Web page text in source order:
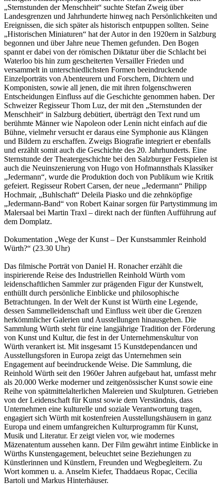
„Sternstunden der Menschheit“ suchte Stefan Zweig über
Landesgrenzen und Jahrhunderte hinweg nach Persönlichkeiten und
Ereignissen, die sich später als historisch entpuppen sollten. Seine
„Historischen Miniaturen“ hat der Autor in den 1920ern in Salzburg
begonnen und über Jahre neue Themen gefunden. Den Bogen
spannt er dabei von der römischen Diktatur über die Schlacht bei
Waterloo bis hin zum gescheiterten Versailler Frieden und
versammelt in unterschiedlichsten Formen beeindruckende
Einzelporträts von Abenteurern und Forschern, Dichtern und
Komponisten, sowie all jenen, die mit ihren folgenschweren
Entscheidungen Einfluss auf die Geschichte genommen haben. Der
Schweizer Regisseur Thom Luz, der mit den „Sternstunden der
Menschheit“ in Salzburg debütiert, überträgt den Text rund um
berühmte Männer wie Napoleon oder Lenin nicht einfach auf die
Bühne, vielmehr versucht er daraus eine Symphonie aus Klängen
und Bildern zu erschaffen. Zweigs Biografie integriert er ebenfalls
und erzählt somit auch die Geschichte des 20. Jahrhunderts. Eine
Sternstunde der Theatergeschichte bei den Salzburger Festspielen ist
auch die Neuinszenierung von Hugo von Hofmannsthals Klassiker
„Jedermann“, wurde die Produktion doch von Publikum wie Kritik
gefeiert. Regisseur Robert Carsen, der neue „Jedermann“ Philipp
Hochmair, „Buhlschaft“ Deleila Piasko und die zehnköpfige
„Jedermann-Band“ von Robert Kainar sorgen für Partystimmung im
Malersaal bei Martin Traxl – direkt nach der fünften Aufführung auf
dem Domplatz.
Dokumentation „Wege der Kunst – Der Kunstsammler Reinhold
Würth?“ (23.30 Uhr)
Das filmische Porträt von Daniel H. Ronacher erzählt die
inspirierende Reise des Industriellen Reinhold Würth vom
leidenschaftlichen Sammler zur prägenden Figur der Kunstwelt,
enthüllt durch persönliche Einblicke und philosophische
Betrachtungen. In der Welt der Kunst ist Würth eine Legende,
dessen Sammelleidenschaft und Einfluss weit über die Grenzen
herkömmlicher Galerien und Ausstellungen hinausgehen. Die
Sammlung Würth steht für eine langjährige Tradition der Förderung
von Kunst und Kultur, die fest in der Unternehmenskultur von
Würth verankert ist. Mit insgesamt 15 Kunstdependancen und
Ausstellungsforen in Europa zeigt das Unternehmen sein
Engagement auf beeindruckende Weise. Die Sammlung, die
Reinhold Würth seit den 1960er Jahren aufgebaut hat, umfasst mehr
als 20.000 Werke moderner und zeitgenössischer Kunst sowie eine
Reihe von spätmittelalterlichen Malereien und Skulpturen. Getrieben
von der Leidenschaft für Kunst sowie dem Verständnis, dass
Unternehmen eine kulturelle und soziale Verantwortung tragen,
engagiert sich Würth mit kostenfreien Ausstellungshäusern in ganz
Europa und einem umfangreichen Kulturprogramm für Kunst,
Musik und Literatur. Er zeigt vielen vor, wie modernes
Mäzenatentum aussehen kann. Der Film gewährt intime Einblicke in
Würths Kunstengagement, beleuchtet seine Beziehungen zu
Künstlerinnen und Künstlern, Freunden und Wegbegleitern. Zu
Wort kommen u. a. Anselm Kiefer, Thaddaeus Ropac, Cecilia
Bartoli und Markus Hinterhäuser.